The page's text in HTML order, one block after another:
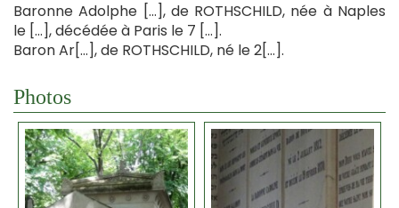
Baronne Adolphe […], de ROTHSCHILD, née à Naples
le […], décédée à Paris le 7 […].
Baron Ar[…], de ROTHSCHILD, né le 2[…].
Photos